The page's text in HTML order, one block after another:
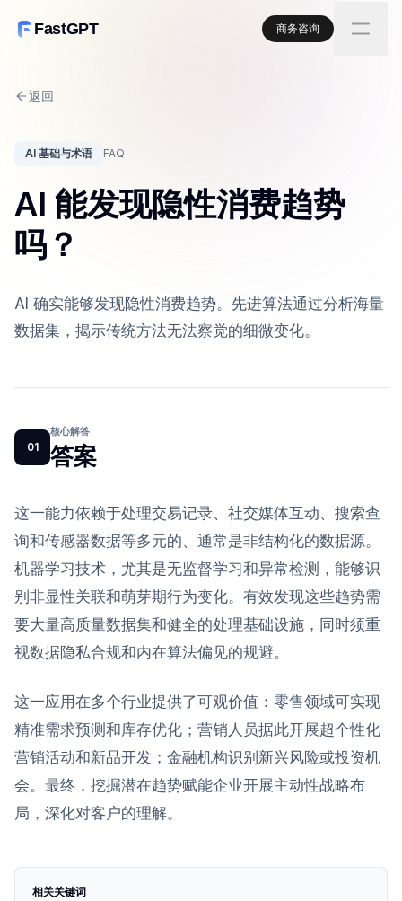
FastGPT 商务咨询
返回
AI 基础与术语 FAQ
AI 能发现隐性消费趋势
吗？
AI 确实能够发现隐性消费趋势。先进算法通过分析海量
数据集，揭示传统方法无法察觉的细微变化。
01
核心解答
答案
这一能力依赖于处理交易记录、社交媒体互动、搜索查
询和传感器数据等多元的、通常是非结构化的数据源。
机器学习技术，尤其是无监督学习和异常检测，能够识
别非显性关联和萌芽期行为变化。有效发现这些趋势需
要大量高质量数据集和健全的处理基础设施，同时须重
视数据隐私合规和内在算法偏见的规避。
这一应用在多个行业提供了可观价值：零售领域可实现
精准需求预测和库存优化；营销人员据此开展超个性化
营销活动和新品开发；金融机构识别新兴风险或投资机
会。最终，挖掘潜在趋势赋能企业开展主动性战略布
局，深化对客户的理解。
相关关键词